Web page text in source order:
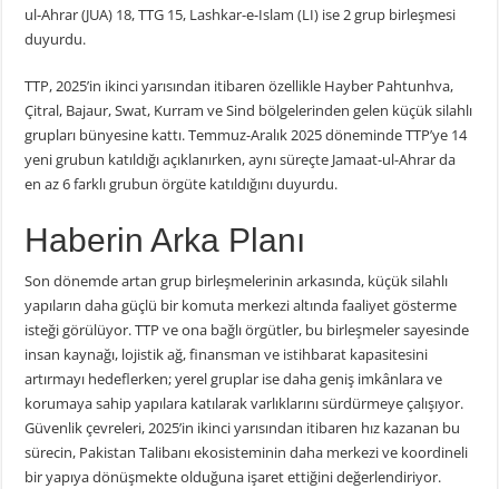
ul-Ahrar (JUA) 18, TTG 15, Lashkar-e-Islam (LI) ise 2 grup birleşmesi
duyurdu.
TTP, 2025’in ikinci yarısından itibaren özellikle Hayber Pahtunhva,
Çitral, Bajaur, Swat, Kurram ve Sind bölgelerinden gelen küçük silahlı
grupları bünyesine kattı. Temmuz-Aralık 2025 döneminde TTP’ye 14
yeni grubun katıldığı açıklanırken, aynı süreçte Jamaat-ul-Ahrar da
en az 6 farklı grubun örgüte katıldığını duyurdu.
Haberin Arka Planı
Son dönemde artan grup birleşmelerinin arkasında, küçük silahlı
yapıların daha güçlü bir komuta merkezi altında faaliyet gösterme
isteği görülüyor. TTP ve ona bağlı örgütler, bu birleşmeler sayesinde
insan kaynağı, lojistik ağ, finansman ve istihbarat kapasitesini
artırmayı hedeflerken; yerel gruplar ise daha geniş imkânlara ve
korumaya sahip yapılara katılarak varlıklarını sürdürmeye çalışıyor.
Güvenlik çevreleri, 2025’in ikinci yarısından itibaren hız kazanan bu
sürecin, Pakistan Talibanı ekosisteminin daha merkezi ve koordineli
bir yapıya dönüşmekte olduğuna işaret ettiğini değerlendiriyor.